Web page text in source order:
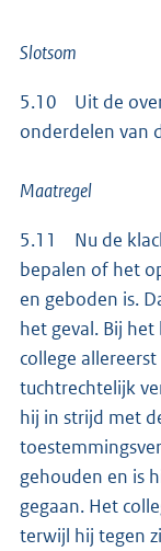
Slotsom
5.10 Uit de
onderdelen van
Maatregel
5.11 Nu de
bepalen of het
en geboden is.
het geval. Bij
college
tuchtrechtelijk
hij in strijd met
gehouden en is
gegaan. Het
terwijl hij tegen